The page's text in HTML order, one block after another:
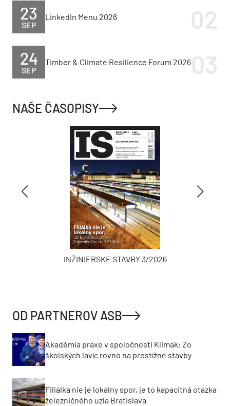
SEP
23 LinkedIn Menu 2026
SEP
24 Timber & Climate Resilience Forum 2026
NAŠE ČASOPISY
INŽINIERSKE STAVBY 3/2026
OD PARTNEROV ASB
Akadémia praxe v spoločnosti Klimak: Zo
školských lavíc rovno na prestížne stavby
Filiálka nie je lokálny spor, je to kapacitná otázka
železničného uzla Bratislava